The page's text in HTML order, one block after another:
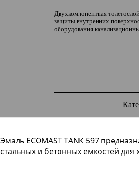
Двухкомпонентная
защиты внутренних
оборудования
Эмаль ECOMAST TANK 597
стальных и бетонных емкостей для